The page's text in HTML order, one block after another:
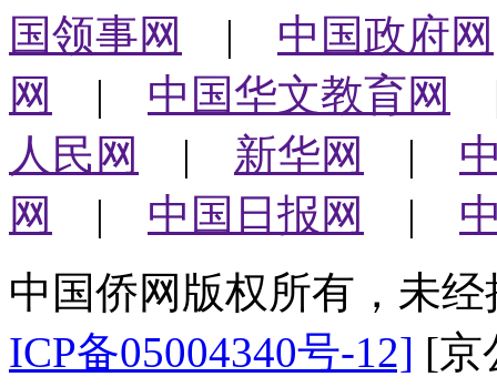
国领事网
| 中国政府网
网
| 中国华文教育网
人民网
| 新华网 |
网
| 中国日报网 |
中国侨网版权所有，未
ICP备05004340号-12] [京